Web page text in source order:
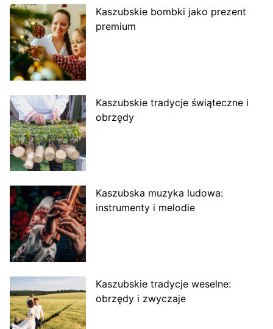
Kaszubskie bombki jako prezent
premium
Kaszubskie tradycje świąteczne i
obrzędy
Kaszubska muzyka ludowa:
instrumenty i melodie
Kaszubskie tradycje weselne:
obrzędy i zwyczaje